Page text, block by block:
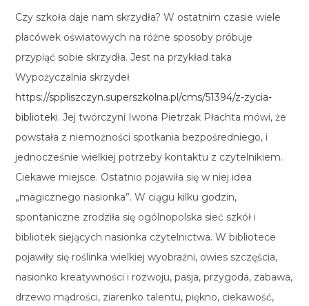
Czy szkoła daje nam skrzydła? W ostatnim czasie wiele
placówek oświatowych na różne sposoby próbuje
przypiąć sobie skrzydła. Jest na przykład taka
Wypożyczalnia skrzydeł
https://sppliszczyn.superszkolna.pl/cms/51394/z-zycia-
biblioteki. Jej twórczyni Iwona Pietrzak Płachta mówi, że
powstała z niemożności spotkania bezpośredniego, i
jednocześnie wielkiej potrzeby kontaktu z czytelnikiem.
Ciekawe miejsce. Ostatnio pojawiła się w niej idea
„magicznego nasionka”. W ciągu kilku godzin,
spontaniczne zrodziła się ogólnopolska sieć szkół i
bibliotek siejących nasionka czytelnictwa. W bibliotece
pojawiły się roślinka wielkiej wyobraźni, owies szczęścia,
nasionko kreatywności i rozwoju, pasja, przygoda, zabawa,
drzewo mądrości, ziarenko talentu, piękno, ciekawość,